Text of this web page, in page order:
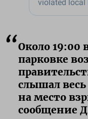
Около 19:00
парковке
слышал
на место
сообщение